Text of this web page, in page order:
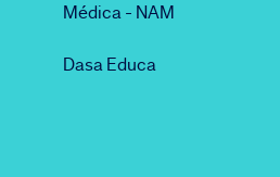
Médica - NAM
Dasa Educa